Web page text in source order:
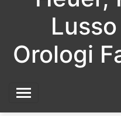
Orologi